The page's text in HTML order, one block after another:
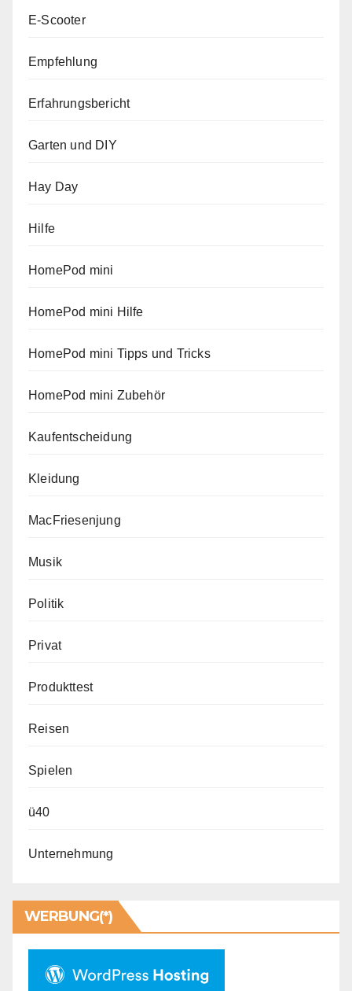
E-Scooter
Empfehlung
Erfahrungsbericht
Garten und DIY
Hay Day
Hilfe
HomePod mini
HomePod mini Hilfe
HomePod mini Tipps und Tricks
HomePod mini Zubehör
Kaufentscheidung
Kleidung
MacFriesenjung
Musik
Politik
Privat
Produkttest
Reisen
Spielen
ü40
Unternehmung
WERBUNG(*)